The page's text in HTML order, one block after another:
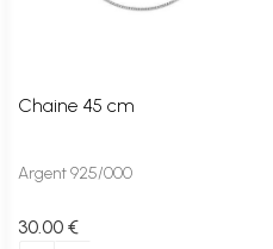
Chaine 45 cm
Argent 925/000
30.00 €